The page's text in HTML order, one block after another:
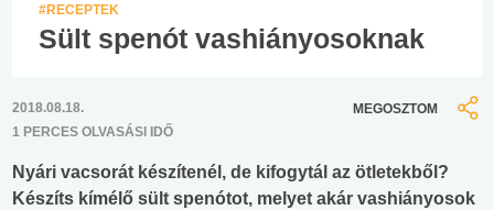
#RECEPTEK
Sült spenót vashiányosoknak
2018.08.18.
1 PERCES OLVASÁSI IDŐ
MEGOSZTOM
Nyári vacsorát készítenél, de kifogytál az ötletekből?
Készíts kímélő sült spenótot, melyet akár vashiányosok